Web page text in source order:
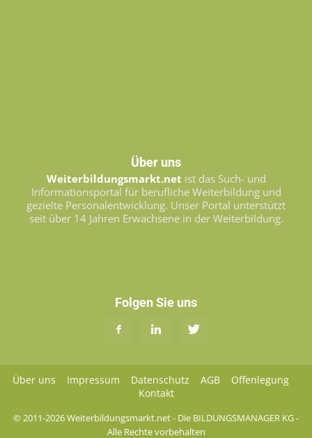
Über uns
Weiterbildungsmarkt.net ist das Such- und
Informationsportal für berufliche Weiterbildung und
gezielte Personalentwicklung. Unser Portal unterstützt
seit über 14 Jahren Erwachsene in der Weiterbildung.
Folgen Sie uns
Über uns Impressum Datenschutz AGB
Offenlegung
Kontakt
© 2011-2026 Weiterbildungsmarkt.net - Die BILDUNGSMANAGER KG -
Alle Rechte vorbehalten